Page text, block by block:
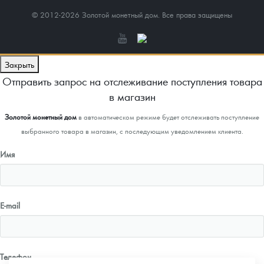
© 2012-2026 Золотой монетный дом. Все права защищены
Закрыть
Отправить запрос на отслеживание поступления товара
в магазин
Золотой монетный домв автоматическом режиме будет отслеживать поступление
выбранного товара в магазин, с последующим уведомлением клиента.
Имя
E-mail
Телефон